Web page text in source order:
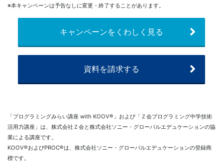
※本キャンペーンは予告なしに変更・終了することがあります。
キャンペーンをくわしく見る
資料を請求する
「プログラミングみらい講座 with KOOV®」および「Ｚ会プログラミング中学技術
活用力講座」は、株式会社Ｚ会と株式会社ソニー・グローバルエデュケーションの協
業による講座です。
KOOV®およびPROC®は、株式会社ソニー・グローバルエデュケーションの登録商
標です。